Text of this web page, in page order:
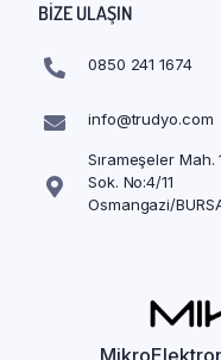
BIZE ULAŞIN
0850 241 1674
info@trudyo.com
Sırameşeler Mah.
Sok. No:4/11
Osmangazi/